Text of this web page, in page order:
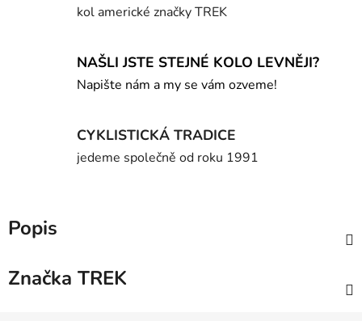
kol americké značky TREK
NAŠLI JSTE STEJNÉ KOLO LEVNĚJI?
Napište nám a my se vám ozveme!
CYKLISTICKÁ TRADICE
jedeme společně od roku 1991
Popis
Značka TREK